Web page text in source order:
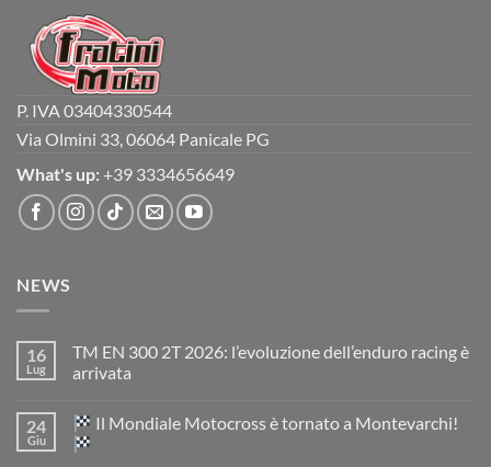
P. IVA 03404330544
Via Olmini 33, 06064 Panicale PG
What's up: +39 3334656649
NEWS
16
Lug
TM EN 300 2T 2026: l’evoluzione dell’enduro racing è
arrivata
su
TM
EN
24
Giu
Il Mondiale Motocross è tornato a Montevarchi!